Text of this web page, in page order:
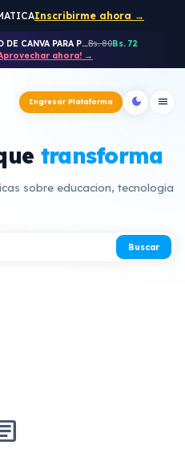
Inscribirme ahora →
CURSO DE CANVA PARA PROFESORESBs. 80Bs. 72
ahora! →
Ingresar Plataforma dark_mode menu
transforma
sobre educacion, tecnologia
Buscar